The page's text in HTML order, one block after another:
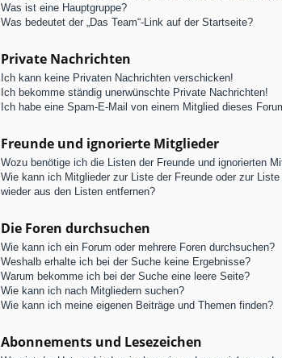
Was ist eine Hauptgruppe?
Was bedeutet der „Das Team“-Link auf der Startseite?
Private Nachrichten
Ich kann keine Privaten Nachrichten verschicken!
Ich bekomme ständig unerwünschte Private Nachrichten!
Ich habe eine Spam-E-Mail von einem Mitglied dieses
Freunde und ignorierte Mitglieder
Wozu benötige ich die Listen der Freunde und ignorierten
Wie kann ich Mitglieder zur Liste der Freunde oder zur
wieder aus den Listen entfernen?
Die Foren durchsuchen
Wie kann ich ein Forum oder mehrere Foren durchsuchen?
Weshalb erhalte ich bei der Suche keine Ergebnisse?
Warum bekomme ich bei der Suche eine leere Seite?
Wie kann ich nach Mitgliedern suchen?
Wie kann ich meine eigenen Beiträge und Themen finden?
Abonnements und Lesezeichen